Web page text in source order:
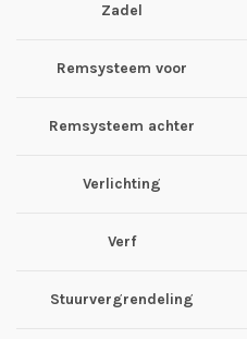
Zadel
Remsysteem voor
Remsysteem achter
Verlichting
Verf
Stuurvergrendeling